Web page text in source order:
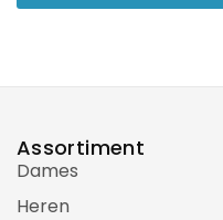
Assortiment
Dames
Heren